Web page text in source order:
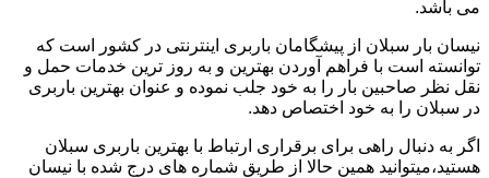
می باشد.
نیسان بار سبلان از پیشگامان باربری اینترنتی در کشور است که
توانسته است با فراهم آوردن بهترین و به روز ترین خدمات حمل و
نقل نظر صاحبین بار را به خود جلب نموده و عنوان بهترین باربری
در سبلان را به خود اختصاص دهد.
اگر به دنبال راهی برای برقراری ارتباط با بهترین باربری سبلان
هستید،میتوانید همین حالا از طریق شماره های درج شده با نیسان